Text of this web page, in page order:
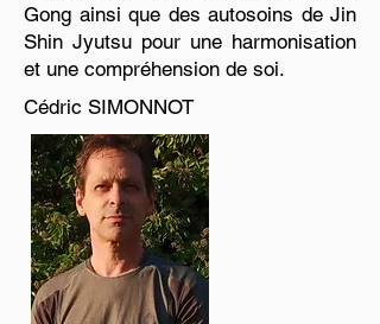
Gong ainsi que des autosoins de Jin
Shin Jyutsu pour une harmonisation
et une compréhension de soi.
Cédric SIMONNOT